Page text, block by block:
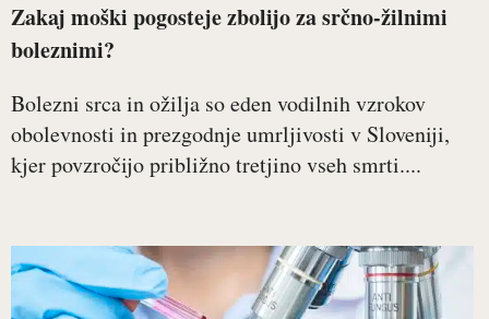
Zakaj moški pogosteje zbolijo za srčno-žilnimi
boleznimi?
Bolezni srca in ožilja so eden vodilnih vzrokov
obolevnosti in prezgodnje umrljivosti v Sloveniji,
kjer povzročijo približno tretjino vseh smrti....